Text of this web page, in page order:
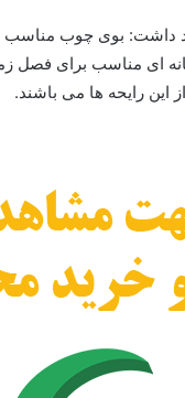
داشت: بوی چوب
ای مناسب برای فصل
این رایحه ها می باشند.